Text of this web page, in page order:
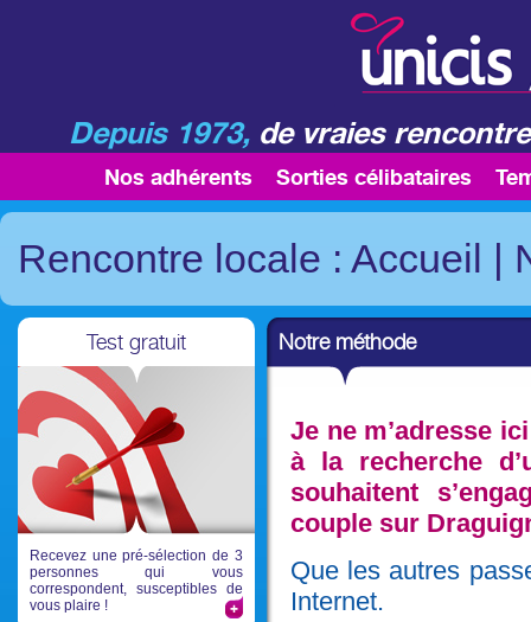
Depuis 1973, de vraies
Nos adhérents Sorties célibataires
Rencontre locale : Accueil |
Test gratuit
Recevez une pré-sélection de 3
personnes qui vous
correspondent, susceptibles de
vous plaire !
Notre méthode
Je ne m’adresse
à la recherche
souhaitent
couple sur
Que les autres
Internet.